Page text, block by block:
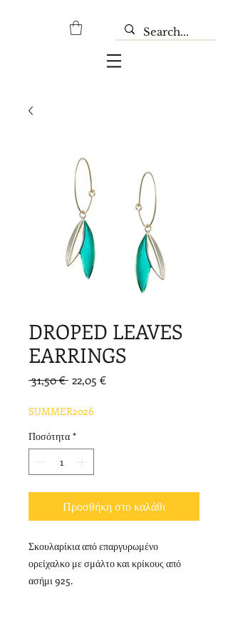
DROPED LEAVES
EARRINGS
31,50 € Κανονική
22,05 €Τιμή
SUMMER2026
Ποσότητα *
Προσθήκη στο καλάθι
Σκουλαρίκια από επαργυρωμένο
ορείχαλκο με σμάλτο και κρίκους από
ασήμι 925.